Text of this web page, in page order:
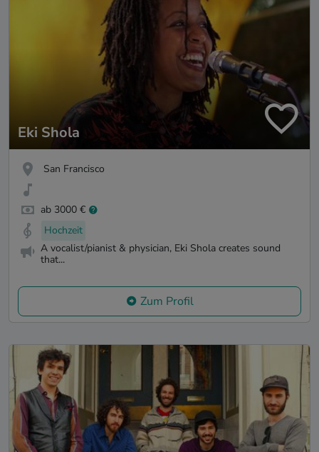
Eki Shola
San Francisco
ab 3000 €
Hochzeit
A vocalist/pianist & physician, Eki Shola creates sound
that...
Zum Profil